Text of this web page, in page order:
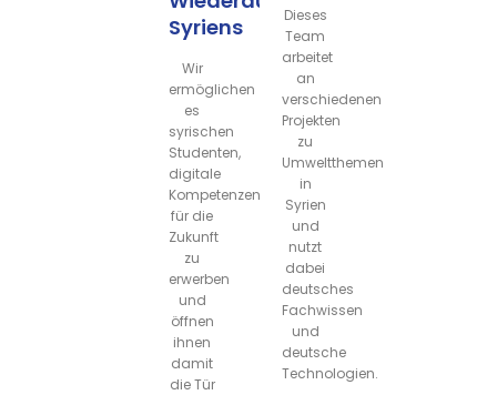
Syriens
Wir
ermöglichen
es
syrischen
Studenten,
digitale
Kompetenzen
für die
Zukunft
zu
erwerben
und
öffnen
ihnen
damit
die Tür
Dieses
Team
arbeitet
an
verschiedenen
Projekten
zu
Umweltthemen
in
Syrien
und
nutzt
dabei
deutsches
Fachwissen
und
deutsche
Technologien.